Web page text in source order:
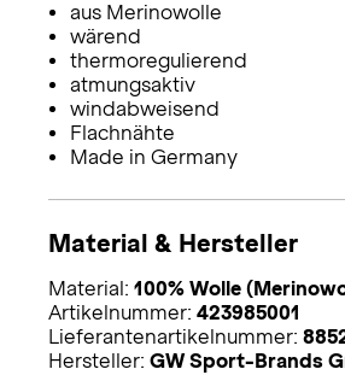
aus Merinowolle
wärend
thermoregulierend
atmungsaktiv
windabweisend
Flachnähte
Made in Germany
Material & Hersteller
Material: 100% Wolle
Artikelnummer: 423985001
Lieferantenartikelnummer:
Hersteller: GW Sport-Brands